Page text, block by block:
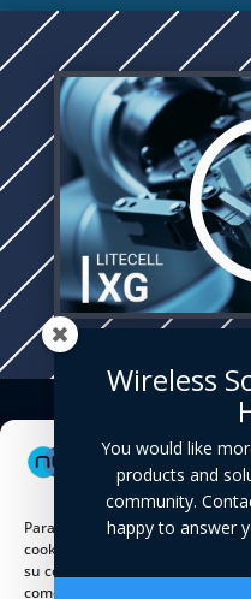
Administrar
Para brindar las mejores
cookies para almacenar y/o
su consentimiento a estas
como el comportamiento de
Wireless
You would like
products and
community.
happy to answer